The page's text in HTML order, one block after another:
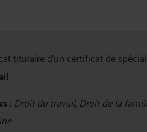
titulaire d'un certificat de
: Droit du travail, Droit de la